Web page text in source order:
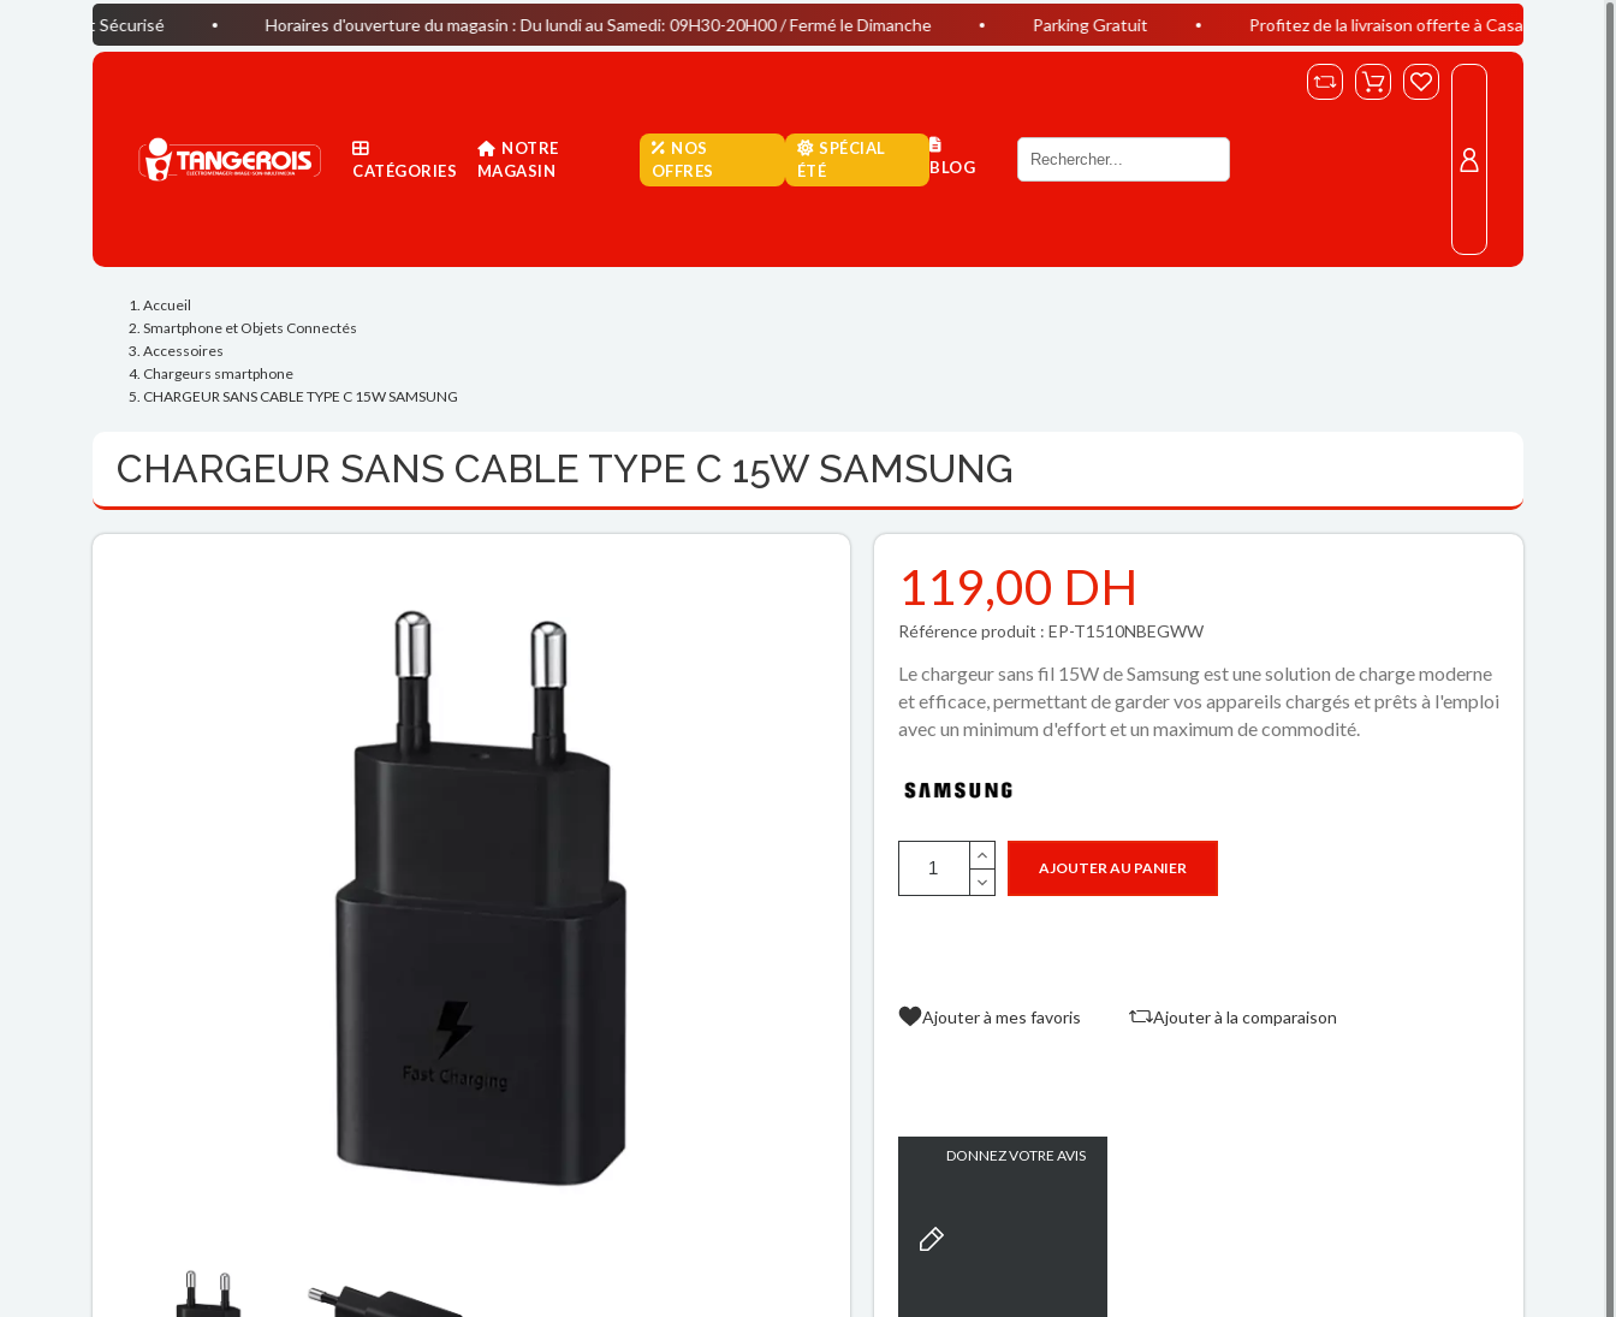
Horaires d'ouverture du magasin : Du lundi au Samedi: 09H30-20H00 / Fermé le Dimanche Parking Gratuit Profitez de la livraison offerte à Casablanca dès 400 DH
CATÉGORIES
NOTRE
MAGASIN
NOS
OFFRES
SPÉCIAL
ÉTÉ
BLOG
Accueil
Smartphone et Objets Connectés
Accessoires
Chargeurs smartphone
CHARGEUR SANS CABLE TYPE C 15W SAMSUNG
CHARGEUR SANS CABLE TYPE C 15W SAMSUNG
119,00 DH
Référence produit : EP-T1510NBEGWW
Le chargeur sans fil 15W de Samsung est une solution de charge moderne
et efficace, permettant de garder vos appareils chargés et prêts à l'emploi
avec un minimum d'effort et un maximum de commodité.
AJOUTER AU PANIER
Ajouter à mes favoris Ajouter à la comparaison
DONNEZ VOTRE AVIS